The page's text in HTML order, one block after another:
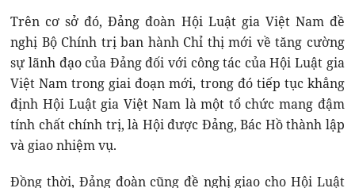
Trên cơ sở đó, Đảng đoàn Hội Luật gia Việt Nam đề
nghị Bộ Chính trị ban hành Chỉ thị mới về tăng cường
sự lãnh đạo của Đảng đối với công tác của Hội Luật gia
Việt Nam trong giai đoạn mới, trong đó tiếp tục khẳng
định Hội Luật gia Việt Nam là một tổ chức mang đậm
tính chất chính trị, là Hội được Đảng, Bác Hồ thành lập
và giao nhiệm vụ.
Đồng thời, Đảng đoàn cũng đề nghị giao cho Hội Luật